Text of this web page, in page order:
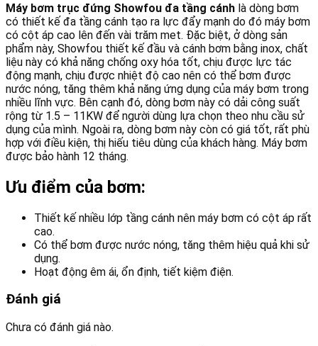
Máy bơm trục đứng Showfou đa tầng cánh là dòng bơm
có thiết kế đa tầng cánh tạo ra lực đẩy mạnh do đó máy bơm
có cột áp cao lên đến vài trăm met. Đặc biệt, ở dòng sản
phẩm này, Showfou thiết kế đầu và cánh bơm bằng inox, chất
liệu này có khả năng chống oxy hóa tốt, chịu được lực tác
động mạnh, chịu được nhiệt độ cao nên có thể bơm được
nước nóng, tăng thêm khả năng ứng dụng của máy bơm trong
nhiều lĩnh vực. Bên cạnh đó, dòng bơm này có dải công suất
rộng từ 1.5 – 11KW để người dùng lựa chọn theo nhu cầu sử
dụng của mình. Ngoài ra, dòng bơm này còn có giá tốt, rất phù
hợp với điều kiện, thị hiếu tiêu dùng của khách hàng. Máy bơm
được bảo hành 12 tháng.
Ưu điểm của bơm:
Thiết kế nhiều lớp tầng cánh nên máy bơm có cột áp rất
cao.
Có thể bơm được nước nóng, tăng thêm hiệu quả khi sử
dụng.
Hoạt động êm ái, ổn định, tiết kiệm điện.
Đánh giá
Chưa có đánh giá nào.